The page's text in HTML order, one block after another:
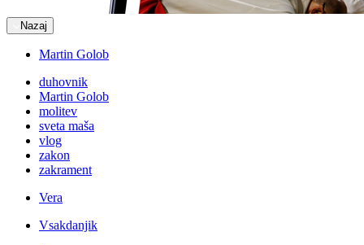
Nazaj
Martin Golob
duhovnik
Martin Golob
molitev
sveta maša
vlog
zakon
zakrament
Vera
Vsakdanjik